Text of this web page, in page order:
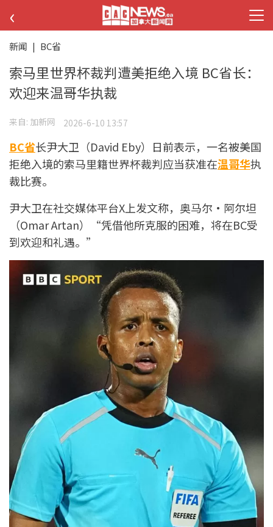
‹
新闻 | BC省
索马里世界杯裁判遭美拒绝入境 BC省长：
欢迎来温哥华执裁
来自: 加新网 2026-6-10 13:57
BC省长尹大卫（David Eby）日前表示，一名被美国
拒绝入境的索马里籍世界杯裁判应当获准在温哥华执
裁比赛。
尹大卫在社交媒体平台X上发文称，奥马尔·阿尔坦
（Omar Artan）“凭借他所克服的困难，将在BC受
到欢迎和礼遇。”